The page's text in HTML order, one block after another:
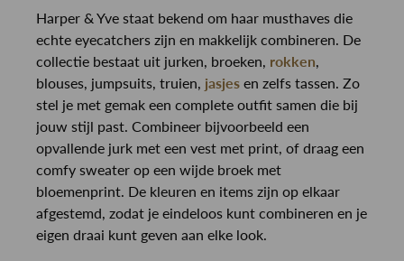
Harper & Yve staat bekend om haar musthaves die
echte eyecatchers zijn en makkelijk combineren. De
collectie bestaat uit jurken, broeken, rokken
blouses, jumpsuits, truien, jasjes en zelfs tassen. Zo
stel je met gemak een complete outfit samen die bij
jouw stijl past. Combineer bijvoorbeeld een
opvallende jurk met een vest met print, of draag een
comfy sweater op een wijde broek met
bloemenprint. De kleuren en items zijn op elkaar
afgestemd, zodat je eindeloos kunt combineren en je
eigen draai kunt geven aan elke look.